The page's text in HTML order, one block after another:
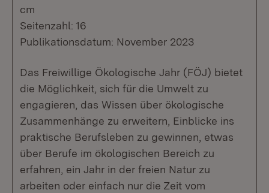
cm
Seitenzahl: 16
Publikationsdatum: November 2023
Das Freiwillige Ökologische Jahr (FÖJ) bietet
die Möglichkeit, sich für die Umwelt zu
engagieren, das Wissen über ökologische
Zusammenhänge zu erweitern, Einblicke ins
praktische Berufsleben zu gewinnen, etwas
über Berufe im ökologischen Bereich zu
erfahren, ein Jahr in der freien Natur zu
arbeiten oder einfach nur die Zeit vom